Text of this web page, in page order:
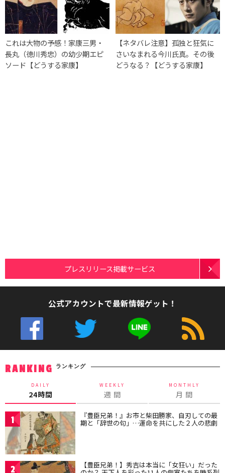
これは大物の予感！家康三男・
長丸（徳川秀忠）の幼少期エピ
ソード【どうする家康】
【ネタバレ注意】孤独と狂気に
さいなまれる今川氏真。その後
どうなる？【どうする家康】
プレスリリース掲載サービス
公式アカウントで最新情報ゲット！
RANKING ランキング
DAILY
24時間
WEEKLY
週 間
MONTHLY
月 間
1 『豊臣兄弟！』お市と柴田勝家、自刃しての最
期と「辞世の句」…運命を共にした２人の悲劇
2 【豊臣兄弟！】秀吉は本当に「女狂い」だった